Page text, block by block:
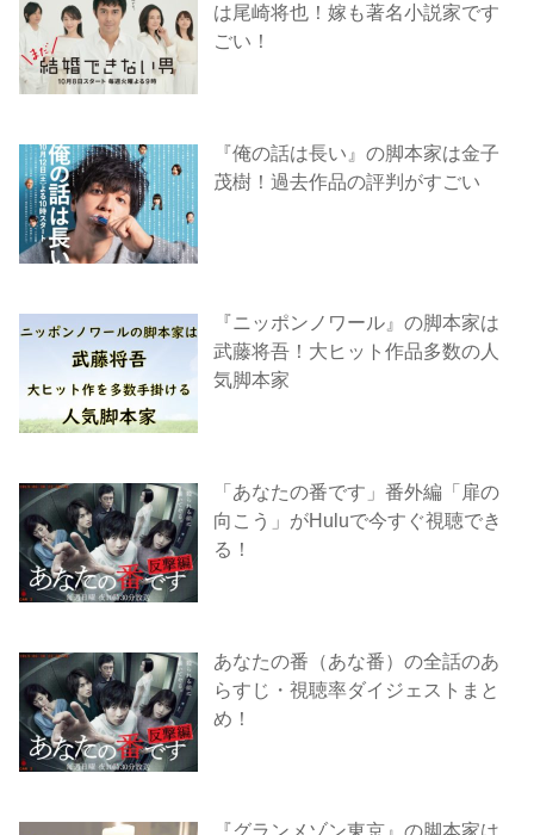
は尾崎将也！嫁も著名小説家です
ごい！
『俺の話は長い』の脚本家は金子
茂樹！過去作品の評判がすごい
『ニッポンノワール』の脚本家は
武藤将吾！大ヒット作品多数の人
気脚本家
「あなたの番です」番外編「扉の
向こう」がHuluで今すぐ視聴でき
る！
あなたの番（あな番）の全話のあ
らすじ・視聴率ダイジェストまと
め！